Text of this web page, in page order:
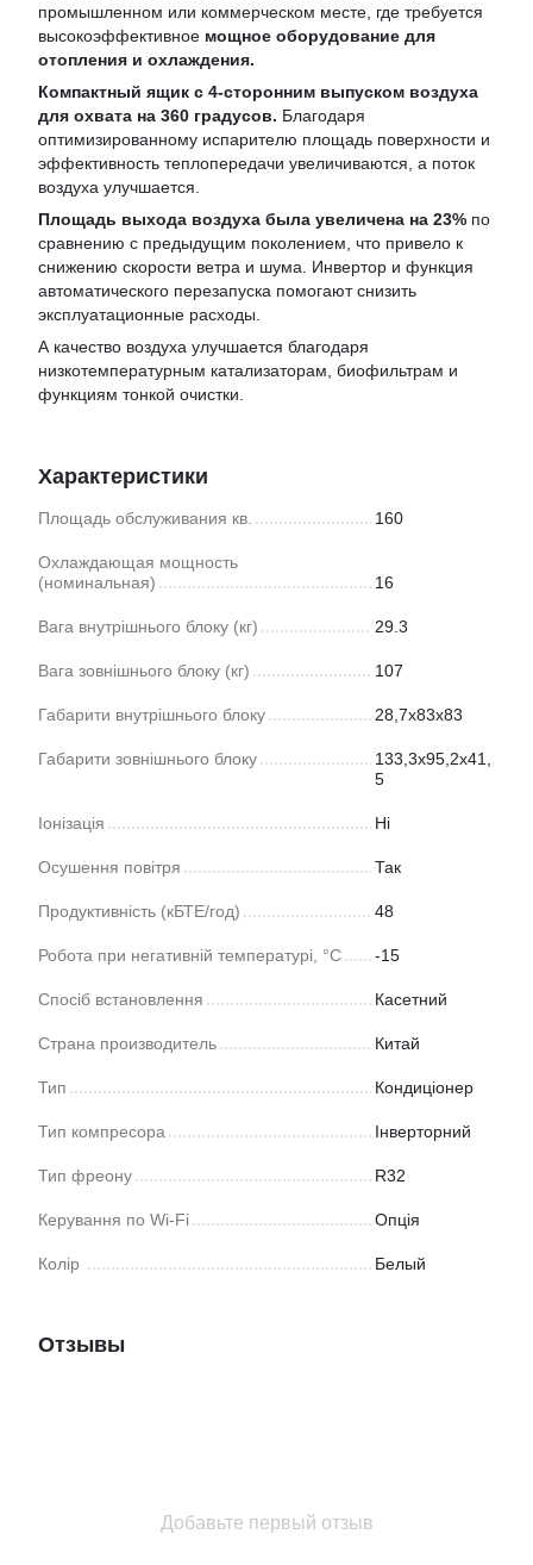
промышленном или коммерческом месте, где требуется
высокоэффективное мощное оборудование для
отопления и охлаждения.
Компактный ящик с 4-сторонним выпуском воздуха
для охвата на 360 градусов. Благодаря
оптимизированному испарителю площадь поверхности и
эффективность теплопередачи увеличиваются, а поток
воздуха улучшается.
Площадь выхода воздуха была увеличена на 23% по
сравнению с предыдущим поколением, что привело к
снижению скорости ветра и шума. Инвертор и функция
автоматического перезапуска помогают снизить
эксплуатационные расходы.
А качество воздуха улучшается благодаря
низкотемпературным катализаторам, биофильтрам и
функциям тонкой очистки.
Характеристики
Площадь обслуживания кв. 160
Охлаждающая мощность
(номинальная)
16
Вага внутрішнього блоку (кг) 29.3
Вага зовнішнього блоку (кг) 107
Габарити внутрішнього блоку 28,7х83х83
Габарити зовнішнього блоку
133,3x95,2x41,
5
Іонізація Ні
Осушення повітря Так
Продуктивність (кБТЕ/год) 48
Робота при негативній температурі, °C -15
Спосіб встановлення Касетний
Страна производитель Китай
Тип Кондиціонер
Тип компресора Інверторний
Тип фреону R32
Керування по Wi-Fi Опція
Колір Белый
Отзывы
Добавьте первый отзыв